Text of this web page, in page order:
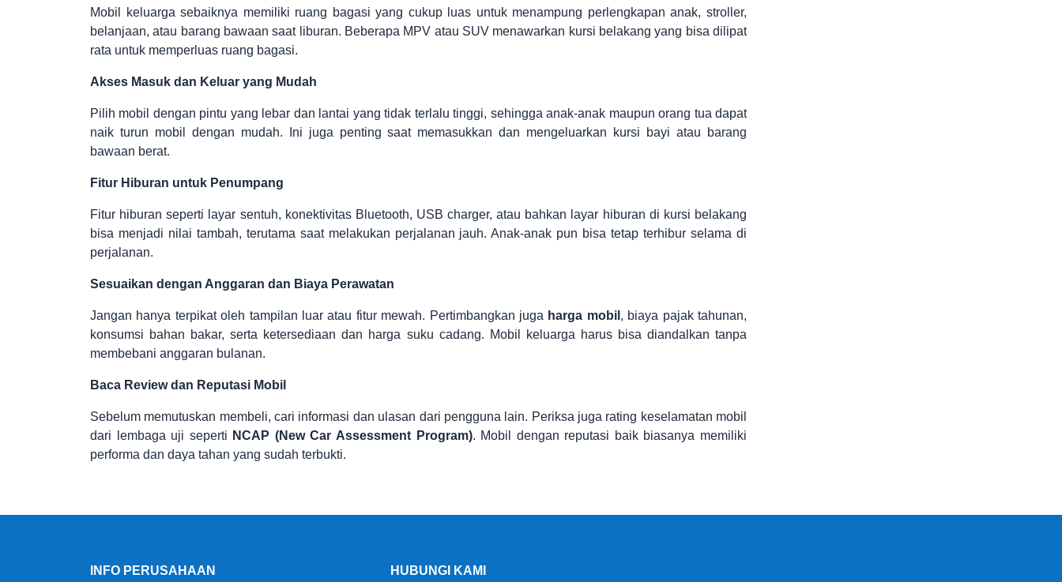
Mobil keluarga sebaiknya memiliki ruang bagasi yang cukup luas untuk menampung perlengkapan anak, stroller,
belanjaan, atau barang bawaan saat liburan. Beberapa MPV atau SUV menawarkan kursi belakang yang bisa dilipat
rata untuk memperluas ruang bagasi.
Akses Masuk dan Keluar yang Mudah
Pilih mobil dengan pintu yang lebar dan lantai yang tidak terlalu tinggi, sehingga anak-anak maupun orang tua dapat
naik turun mobil dengan mudah. Ini juga penting saat memasukkan dan mengeluarkan kursi bayi atau barang
bawaan berat.
Fitur Hiburan untuk Penumpang
Fitur hiburan seperti layar sentuh, konektivitas Bluetooth, USB charger, atau bahkan layar hiburan di kursi belakang
bisa menjadi nilai tambah, terutama saat melakukan perjalanan jauh. Anak-anak pun bisa tetap terhibur selama di
perjalanan.
Sesuaikan dengan Anggaran dan Biaya Perawatan
Jangan hanya terpikat oleh tampilan luar atau fitur mewah. Pertimbangkan juga harga mobil , biaya pajak tahunan,
konsumsi bahan bakar, serta ketersediaan dan harga suku cadang. Mobil keluarga harus bisa diandalkan tanpa
membebani anggaran bulanan.
Baca Review dan Reputasi Mobil
Sebelum memutuskan membeli, cari informasi dan ulasan dari pengguna lain. Periksa juga rating keselamatan mobil
dari lembaga uji seperti NCAP (New Car Assessment Program). Mobil dengan reputasi baik biasanya memiliki
performa dan daya tahan yang sudah terbukti.
INFO PERUSAHAAN HUBUNGI KAMI